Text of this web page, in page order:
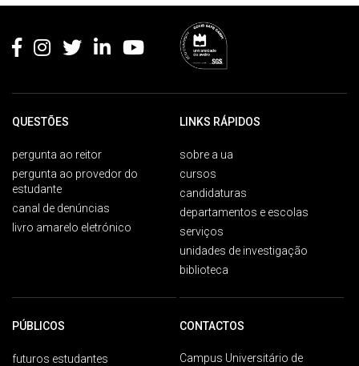
QUESTÕES
pergunta ao reitor
pergunta ao provedor do
estudante
canal de denúncias
livro amarelo eletrónico
LINKS RÁPIDOS
sobre a ua
cursos
candidaturas
departamentos e escolas
serviços
unidades de investigação
biblioteca
PÚBLICOS
futuros estudantes
CONTACTOS
Campus Universitário de